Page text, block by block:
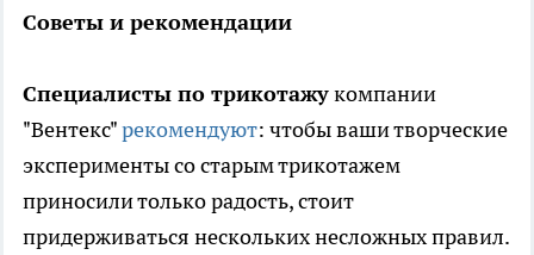
Советы и рекомендации
Специалисты по трикотажукомпании
"Вентекс"рекомендуют: чтобы ваши творческие
эксперименты со старым трикотажем
приносили только радость, стоит
придерживаться нескольких несложных правил.